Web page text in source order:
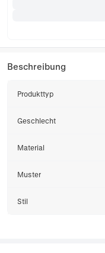
Beschreibung
Produkttyp
Geschlecht
Material
Muster
Stil